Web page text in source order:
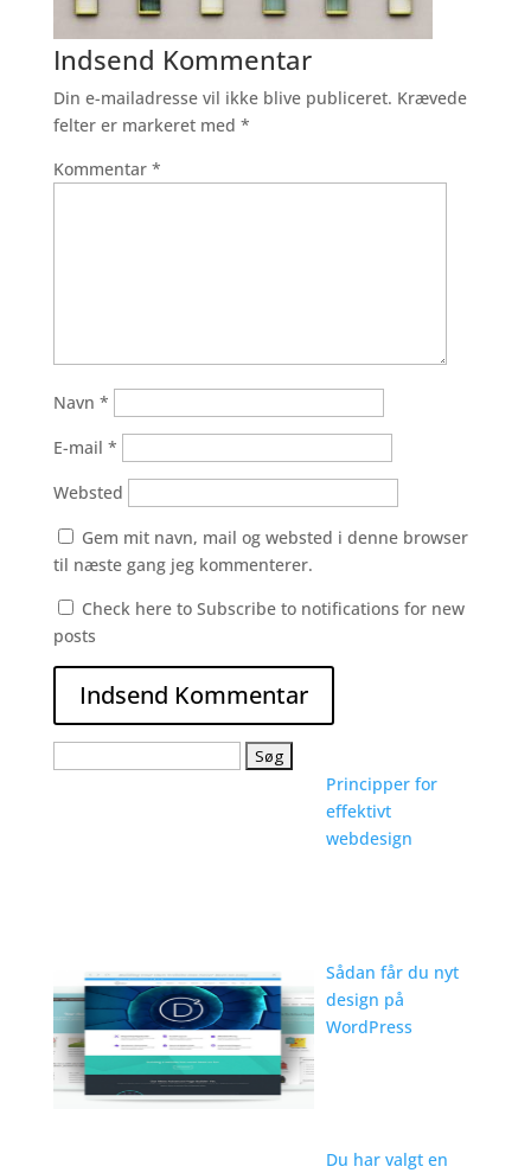
Indsend Kommentar
Din e-mailadresse vil ikke blive publiceret. Krævede
felter er markeret med *
Kommentar *
Navn *
E-mail *
Websted
Gem mit navn, mail og websted i denne browser
til næste gang jeg kommenterer.
Check here to Subscribe to notifications for new
posts
Principper for
effektivt
webdesign
Sådan får du nyt
design på
WordPress
Du har valgt en